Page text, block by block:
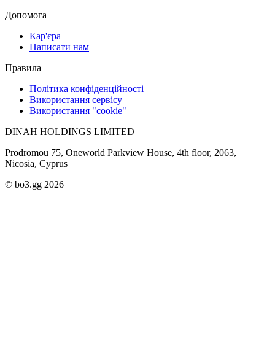
Допомога
Кар'єра
Написати нам
Правила
Політика конфіденційності
Використання сервісу
Використання "cookie"
DINAH HOLDINGS LIMITED
Prodromou 75, Oneworld Parkview House, 4th floor, 2063,
Nicosia, Cyprus
© bo3.gg 2026